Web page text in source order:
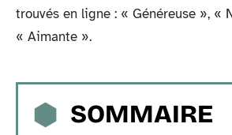
trouvés en ligne : « Généreuse », «
« Aimante ».
SOMMAIRE